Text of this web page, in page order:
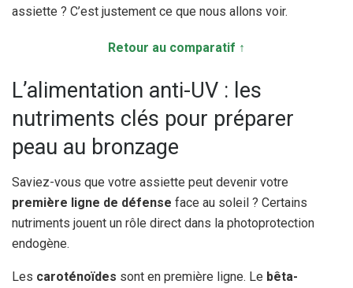
assiette ? C’est justement ce que nous allons voir.
Retour au comparatif ↑
L’alimentation anti-UV : les
nutriments clés pour préparer
peau au bronzage
Saviez-vous que votre assiette peut devenir votre
première ligne de défense face au soleil ? Certains
nutriments jouent un rôle direct dans la photoprotection
endogène.
Les caroténoïdes sont en première ligne. Le bêta-